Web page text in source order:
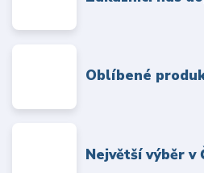
Oblíbené
Největší výběr v